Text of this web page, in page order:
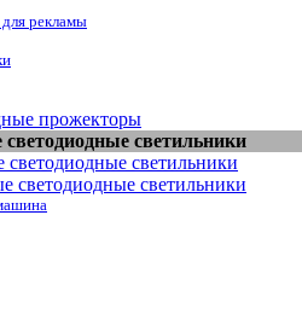
рекламы
прожекторы
светильники
светодиодные светильники
светодиодные светильники